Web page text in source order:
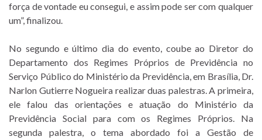
força de vontade eu consegui, e assim pode ser com qualquer
um”, finalizou.
No segundo e último dia do evento, coube ao Diretor do
Departamento dos Regimes Próprios de Previdência no
Serviço Público do Ministério da Previdência, em Brasília, Dr.
Narlon Gutierre Nogueira realizar duas palestras. A primeira,
ele falou das orientações e atuação do Ministério da
Previdência Social para com os Regimes Próprios. Na
segunda palestra, o tema abordado foi a Gestão de